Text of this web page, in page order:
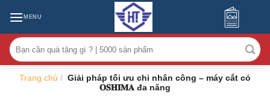
MENU
Tìm
kiếm:
Trang chủ / Giải pháp tối ưu chi nhân công – máy cắt cỏ
𝐎𝐒𝐇𝐈𝐌𝐀 đa năng